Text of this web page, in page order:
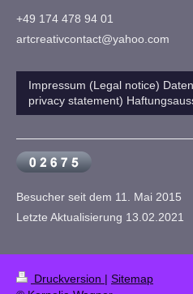
+49 174 478 94 01
artcreativcontact@yahoo.com
Impressum (Legal notice)
privacy statement)
Besucher seit dem 11. Mai 2015
Letzte Aktualisierung 13.02.2021
Druckversion | Sitemap